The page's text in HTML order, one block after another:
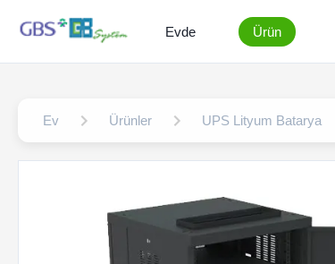
Evde Ürün
Ev Ürünler UPS Lityum Batarya